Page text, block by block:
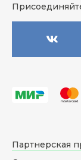
Партнерская